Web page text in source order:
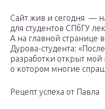
Сайт жив и сегодня —
для студентов СПбГУ
А на главной странице
Дурова-студента:
разработки открыт мой
о котором многие
Рецепт успеха от Павла